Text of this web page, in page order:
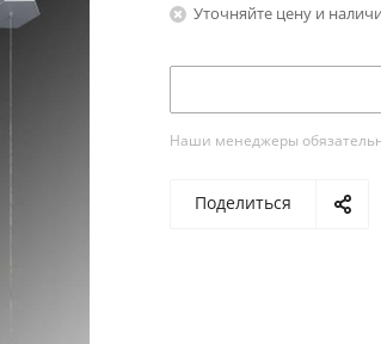
Уточняйте цену и
Наши менеджеры
Поделиться